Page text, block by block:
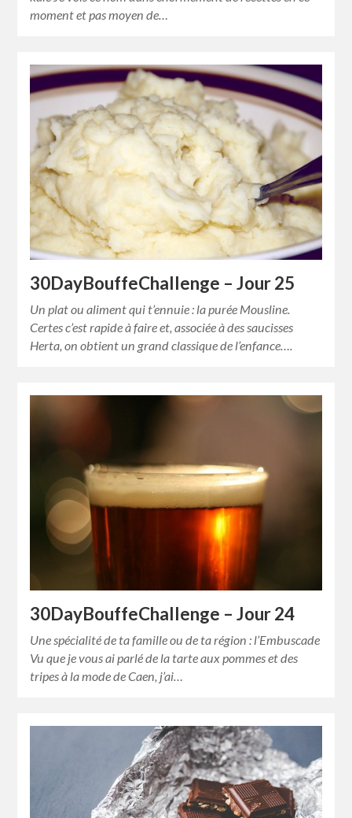
moment et pas moyen de…
30DayBouffeChallenge – Jour 25
Un plat ou aliment qui t’ennuie : la purée Mousline.
Certes c’est rapide à faire et, associée à des saucisses
Herta, on obtient un grand classique de l’enfance….
30DayBouffeChallenge – Jour 24
Une spécialité de ta famille ou de ta région : l’Embuscade
Vu que je vous ai parlé de la tarte aux pommes et des
tripes à la mode de Caen, j’ai…